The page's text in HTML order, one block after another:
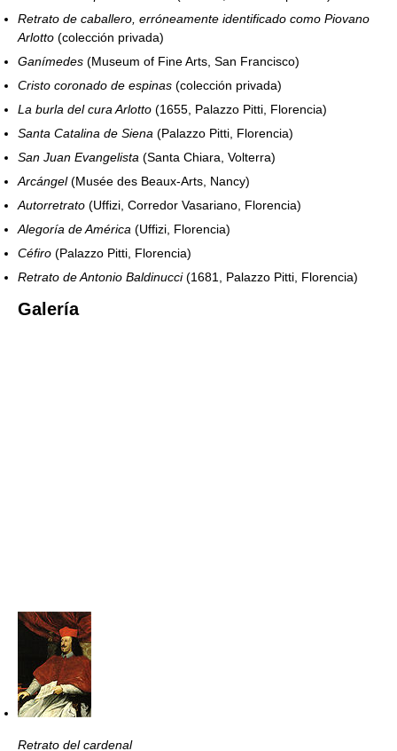
Retrato de caballero, erróneamente identificado como Piovano
Arlotto (colección privada)
Ganímedes (Museum of Fine Arts, San Francisco)
Cristo coronado de espinas (colección privada)
La burla del cura Arlotto (1655, Palazzo Pitti, Florencia)
Santa Catalina de Siena (Palazzo Pitti, Florencia)
San Juan Evangelista (Santa Chiara, Volterra)
Arcángel(Musée des Beaux-Arts, Nancy)
Autorretrato (Uffizi, Corredor Vasariano, Florencia)
Alegoría de América (Uffizi, Florencia)
Céfiro (Palazzo Pitti, Florencia)
Retrato de Antonio Baldinucci(1681, Palazzo Pitti, Florencia)
Galería
Retrato del cardenal